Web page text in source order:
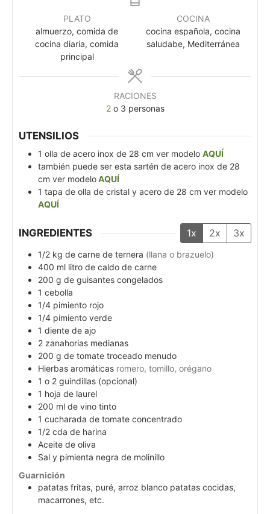
PLATO
almuerzo, comida de
cocina diaria, comida
principal
COCINA
cocina española, cocina
saludabe, Mediterránea
RACIONES
2 o 3 personas
UTENSILIOS
1 olla de acero inox de 28 cm ver modelo AQUÍ
también puede ser esta sartén de acero inox de 28
cm ver modeloAQUÍ
1 tapa de olla de cristal y acero de 28 cm ver modelo
AQUÍ
INGREDIENTES 1x 2x 3x
1/2 kg de carne de ternera (llana o brazuelo)
400 ml litro de caldo de carne
200 g de guisantes congelados
1 cebolla
1/4 pimiento rojo
1/4 pimiento verde
1 diente de ajo
2 zanahorias medianas
200 g de tomate troceado menudo
Hierbas aromáticas romero, tomillo, orégano
1 o 2 guindillas (opcional)
1 hoja de laurel
200 ml de vino tinto
1 cucharada de tomate concentrado
1/2 cda de harina
Aceite de oliva
Sal y pimienta negra de molinillo
Guarnición
patatas fritas, puré, arroz blanco patatas cocidas,
macarrones, etc.